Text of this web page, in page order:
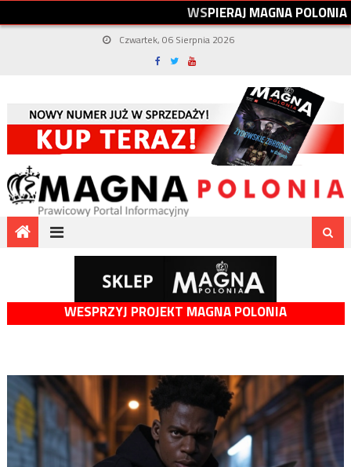
WSPIERAJMAGNAPOLONIA
Czwartek, 06 Sierpnia 2026
WESPRZYJ PROJEKT MAGNA POLONIA